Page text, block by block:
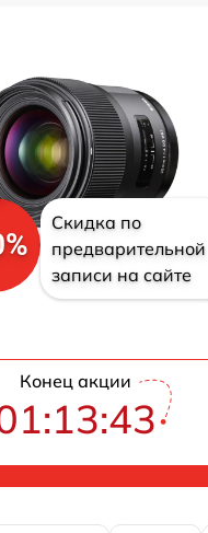
Скидка по
предварительной
записи на сайте
Конец акции